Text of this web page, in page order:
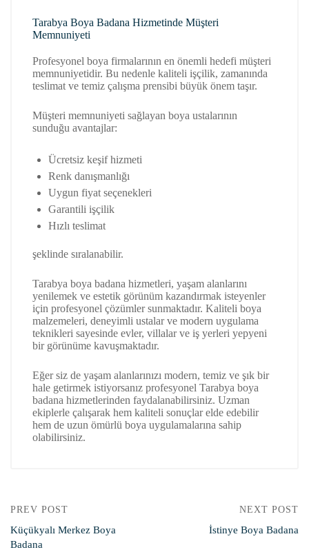
Tarabya Boya Badana Hizmetinde Müşteri
Memnuniyeti
Profesyonel boya firmalarının en önemli hedefi müşteri
memnuniyetidir. Bu nedenle kaliteli işçilik, zamanında
teslimat ve temiz çalışma prensibi büyük önem taşır.
Müşteri memnuniyeti sağlayan boya ustalarının
sunduğu avantajlar:
Ücretsiz keşif hizmeti
Renk danışmanlığı
Uygun fiyat seçenekleri
Garantili işçilik
Hızlı teslimat
şeklinde sıralanabilir.
Tarabya boya badana hizmetleri, yaşam alanlarını
yenilemek ve estetik görünüm kazandırmak isteyenler
için profesyonel çözümler sunmaktadır. Kaliteli boya
malzemeleri, deneyimli ustalar ve modern uygulama
teknikleri sayesinde evler, villalar ve iş yerleri yepyeni
bir görünüme kavuşmaktadır.
Eğer siz de yaşam alanlarınızı modern, temiz ve şık bir
hale getirmek istiyorsanız profesyonel Tarabya boya
badana hizmetlerinden faydalanabilirsiniz. Uzman
ekiplerle çalışarak hem kaliteli sonuçlar elde edebilir
hem de uzun ömürlü boya uygulamalarına sahip
olabilirsiniz.
PREV POST
Küçükyalı Merkez Boya
Badana
NEXT POST
İstinye Boya Badana